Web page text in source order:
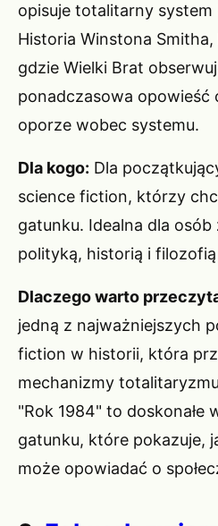
opisuje totalitarny
Historia Winstona
gdzie Wielki Brat
ponadczasowa opowieść
oporze wobec systemu.
Dla kogo: Dla
science fiction, którzy
gatunku. Idealna dla
polityką, historią i filozofią
Dlaczego warto
jedną z najważniejszych
fiction w historii, która
mechanizmy
"Rok 1984" to doskonałe
gatunku, które pokazuje,
może opowiadać o